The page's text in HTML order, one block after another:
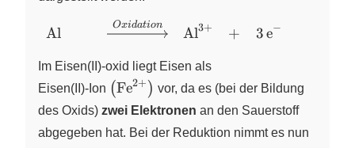
\begin{array}{lclclcl}
\xrightarrow{Oxidation}
& \ce{Al^3+} & + &
\ce{3 e-} \end{array}
Al Oxidation AlX
3+ + 3eX
−
Im Eisen(II)‑oxid liegt Eisen als
Eisen(II)‑Ion \left( \ce{Fe^{2+}} \right)
(FeX
2+ ) vor, da es (bei der Bildung
des Oxids) zwei Elektronen an den Sauerstoff
abgegeben hat. Bei der Reduktion nimmt es nun